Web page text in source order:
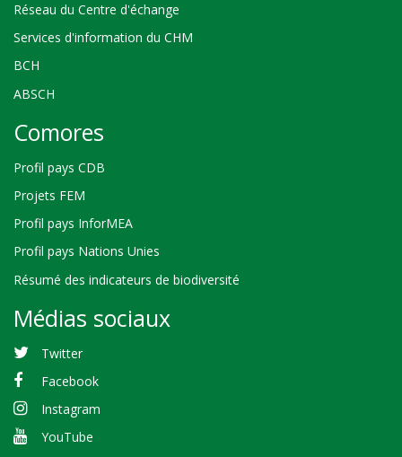
Réseau du Centre d'échange
Services d'information du CHM
BCH
ABSCH
Comores
Profil pays CDB
Projets FEM
Profil pays InforMEA
Profil pays Nations Unies
Résumé des indicateurs de biodiversité
Médias sociaux
Twitter
Facebook
Instagram
YouTube